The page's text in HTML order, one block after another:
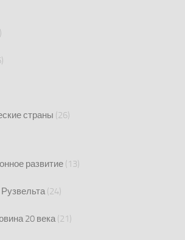
страны (26)
развитие (13)
(24)
20 века(21)